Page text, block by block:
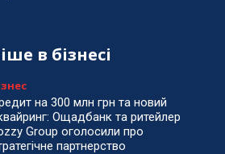
в бізнесі
на 300 млн грн та новий
Ощадбанк та ритейлер
Group оголосили про
партнерство